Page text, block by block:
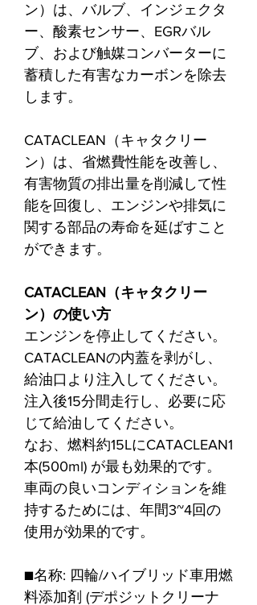
ン）は、バルブ、インジェクタ
ー、酸素センサー、EGRバル
ブ、および触媒コンバーターに
蓄積した有害なカーボンを除去
します。
CATACLEAN（キャタクリー
ン）は、省燃費性能を改善し、
有害物質の排出量を削減して性
能を回復し、エンジンや排気に
関する部品の寿命を延ばすこと
ができます。
CATACLEAN（キャタクリー
ン）の使い方
エンジンを停止してください。
CATACLEANの内蓋を剥がし、
給油口より注入してください。
注入後15分間走行し、必要に応
じて給油してください。
なお、燃料約15LにCATACLEAN1
本(500ml) が最も効果的です。
車両の良いコンディションを維
持するためには、年間3~4回の
使用が効果的です。
■名称: 四輪/ハイブリッド車用燃
料添加剤 (デポジットクリーナ